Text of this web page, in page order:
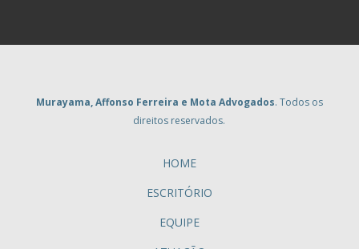
Murayama, Affonso Ferreira e Mota Advogados. Todos os
direitos reservados.
HOME
ESCRITÓRIO
EQUIPE